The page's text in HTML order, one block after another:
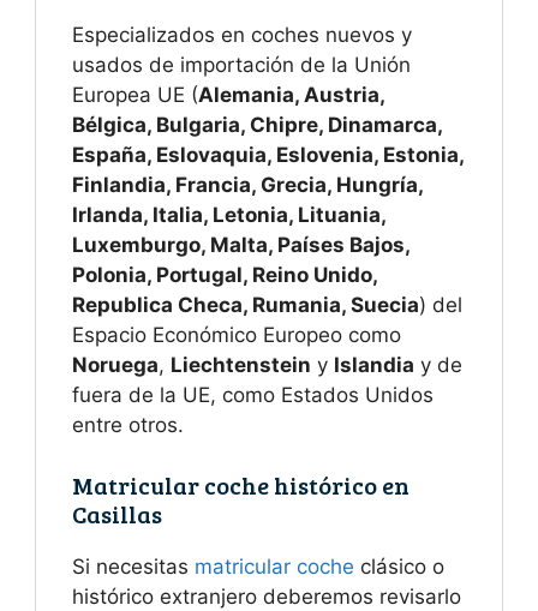
Especializados en coches nuevos y
usados de importación de la Unión
Europea UE (Alemania, Austria,
Bélgica, Bulgaria, Chipre, Dinamarca,
España, Eslovaquia, Eslovenia, Estonia,
Finlandia, Francia, Grecia, Hungría,
Irlanda, Italia, Letonia, Lituania,
Luxemburgo, Malta, Países Bajos,
Polonia, Portugal, Reino Unido,
Republica Checa, Rumania, Suecia) del
Espacio Económico Europeo como
Noruega, Liechtenstein y Islandia y de
fuera de la UE, como Estados Unidos
entre otros.
Matricular coche histórico en
Casillas
Si necesitas matricular coche clásico o
histórico extranjero deberemos revisarlo